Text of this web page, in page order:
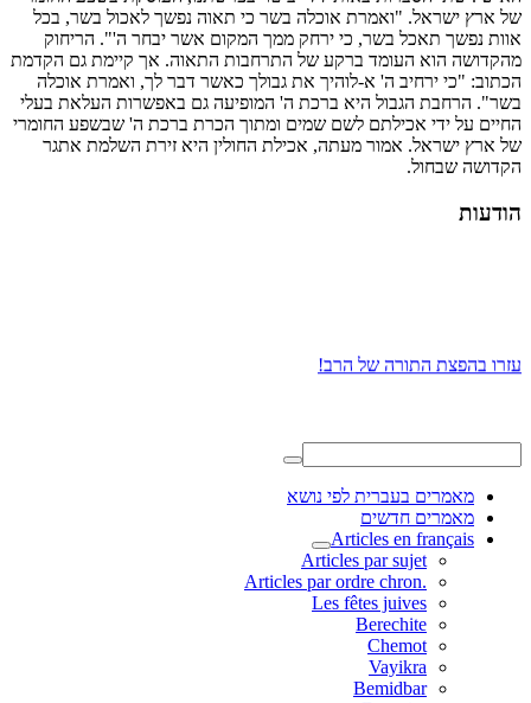
של ארץ ישראל. "ואמרת אוכלה בשר כי תאוה נפשך לאכול בשר, בכל
אוות נפשך תאכל בשר, כי ירחק ממך המקום אשר יבחר ה'". הריחוק
מהקדושה הוא העומד ברקע של התרחבות התאוה. אך קיימת גם הקדמת
הכתוב: "כי ירחיב ה' א-לוהיך את גבולך כאשר דבר לך, ואמרת אוכלה
בשר". הרחבת הגבול היא ברכת ה' המופיעה גם באפשרות העלאת בעלי
החיים על ידי אכילתם לשם שמים ומתוך הכרת ברכת ה' שבשפע החומרי
של ארץ ישראל. אמור מעתה, אכילת החולין היא זירת השלמת אתגר
הקדושה שבחול.
הודעות
עזרו בהפצת התורה של הרב!
מאמרים בעברית לפי נושא
מאמרים חדשים
Articles en français
Articles par sujet
.Articles par ordre chron
Les fêtes juives
Berechite
Chemot
Vayikra
Bemidbar